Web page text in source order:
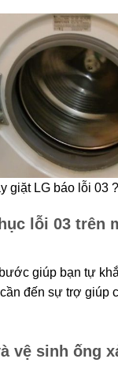
giặt LG báo lỗi 03
lỗi 03 trên
giúp bạn tự
đến sự trợ giúp
vệ sinh ống